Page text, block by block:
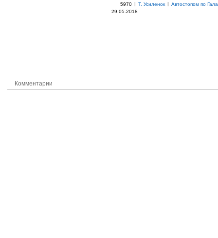
5970 | Т. Усиленок | Автостопом по
29.05.2018
Комментарии